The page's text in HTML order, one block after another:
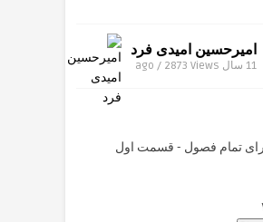
امیرحسین امیدی فرد
11 سال ago / 2873 Views
برای تمام فصول - قسمت اول